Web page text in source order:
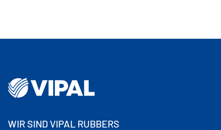
WIR SIND VIPAL RUBBERS